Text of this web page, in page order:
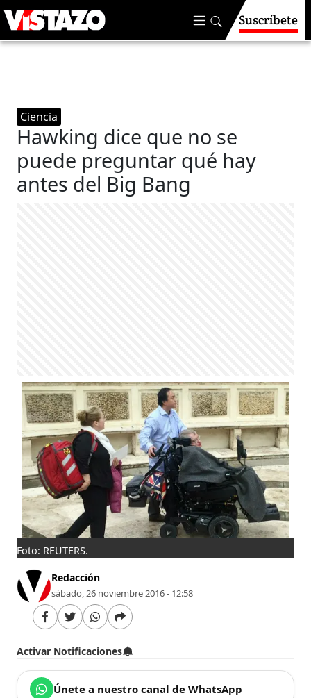
Suscríbete
Ciencia
Hawking dice que no se
puede preguntar qué hay
antes del Big Bang
Foto: REUTERS.
Redacción
sábado, 26 noviembre 2016 - 12:58
Activar Notificaciones
Únete a nuestro canal de WhatsApp